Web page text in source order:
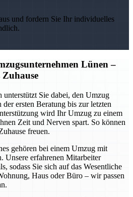
und fordern Sie Ihr individuelles
Lünen –
Zuhause
unterstützt Sie dabei, den Umzug
ersten Beratung bis zur letzten
wird Ihr Umzug zu einem
Zeit und Nerven spart. So können
freuen.
gehören bei einem Umzug mit
Unsere erfahrenen Mitarbeiter
sodass Sie sich auf das Wesentliche
Haus oder Büro – wir passen